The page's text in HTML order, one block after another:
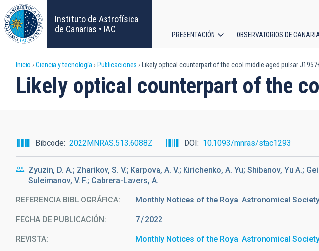
Pasar
al
contenido
principal
Instituto de Astrofísica
de Canarias • IAC
principal
PRESENTACIÓN OBSERVATORIOS DE
Sobrescribir
enlaces
ayuda
a
navegación
Inicio Ciencia y tecnología Publicaciones Likely optical counterpart of the cool middle-aged pulsar
Likely optical counterpart of the
Bibcode 2022MNRAS.513.6088Z DOI 10.1093/mnras/stac1293
Zyuzin, D. A.; Zharikov, S. V.; Karpova, A. V.; Kirichenko, A. Yu; Shibanov, Yu A.;
Suleimanov, V. F.; Cabrera-Lavers, A.
REFERENCIA BIBLIOGRÁFICA Monthly Notices of the Royal Astronomical Society
FECHA DE PUBLICACIÓN: 7 2022
REVISTA Monthly Notices of the Royal Astronomical Society